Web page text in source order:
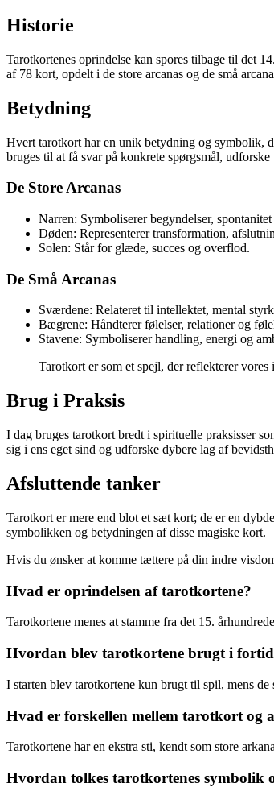
Historie
Tarotkortenes oprindelse kan spores tilbage til det
af 78 kort, opdelt i de store arcanas og de små
Betydning
Hvert tarotkort har en unik betydning og symbolik,
bruges til at få svar på konkrete spørgsmål,
De Store Arcanas
Narren: Symboliserer begyndelser,
Døden: Representerer transformation,
Solen: Står for glæde, succes og overflod.
De Små Arcanas
Sværdene: Relateret til intellektet, mental
Bægrene: Håndterer følelser, relationer og
Stavene: Symboliserer handling, energi og
Tarotkort er som et spejl, der reflekterer
Brug i Praksis
I dag bruges tarotkort bredt i spirituelle praksisser
sig i ens eget sind og udforske dybere lag af
Afsluttende tanker
Tarotkort er mere end blot et sæt kort; de er en
symbolikken og betydningen af disse magiske kort.
Hvis du ønsker at komme tættere på din indre
Hvad er oprindelsen af tarotkortene?
Tarotkortene menes at stamme fra det 15.
Hvordan blev tarotkortene brugt i
I starten blev tarotkortene kun brugt til spil, mens
Hvad er forskellen mellem tarotkort og
Tarotkortene har en ekstra sti, kendt som store
Hvordan tolkes tarotkortenes symbolik